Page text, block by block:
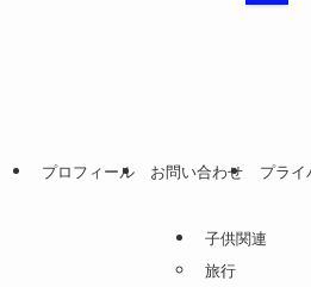
プロフィール お問い合わせ プライ
子供関連
旅行